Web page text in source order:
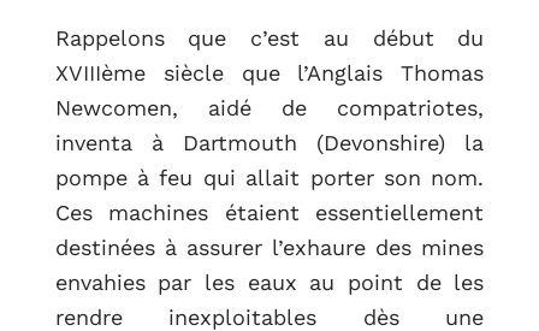
RETOUR
Rappelons que c’est au début du
XVIIIème siècle que l’Anglais Thomas
Newcomen, aidé de compatriotes,
inventa à Dartmouth (Devonshire) la
pompe à feu qui allait porter son nom.
Ces machines étaient essentiellement
destinées à assurer l’exhaure des mines
envahies par les eaux au point de les
rendre inexploitables dès une